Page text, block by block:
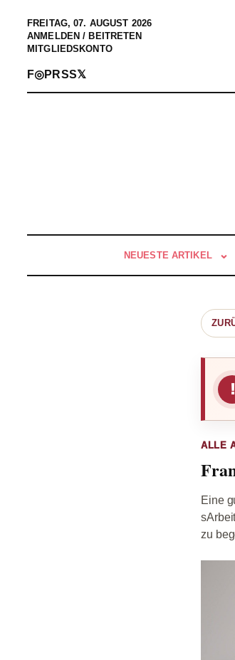
FREITAG, 07. AUGUST 2026
ANMELDEN / BEITRETEN
MITGLIEDSKONTO
F◎PRSS𝕏
NEUESTE ARTIKEL
!
ALLE
Eine
zu